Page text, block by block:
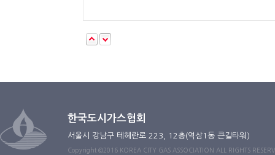
한국도시가스협회
서울시 강남구 테헤란로 223, 12층(역삼1동 큰길타워)
Copyright ©2016 KOREA CITY GAS ASSOCIATION ALL RIGHTS